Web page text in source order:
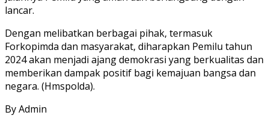
lancar.
Dengan melibatkan berbagai pihak, termasuk
Forkopimda dan masyarakat, diharapkan Pemilu tahun
2024 akan menjadi ajang demokrasi yang berkualitas dan
memberikan dampak positif bagi kemajuan bangsa dan
negara. (Hmspolda).
By Admin